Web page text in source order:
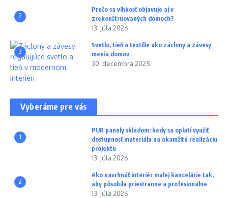
2
Prečo sa vlhkosť objavuje aj v
zrekonštruovaných domoch?
13. júla 2026
3
Svetlo, tieň a textílie ako záclony a závesy
menia domov
30. decembra 2025
Vyberáme pre vás
1
PUR panely skladom: kedy sa oplatí využiť
dostupnosť materiálu na okamžitú realizáciu
projektu
13. júla 2026
2
Ako navrhnúť interiér malej kancelárie tak,
aby pôsobila priestranne a profesionálne
13. júla 2026